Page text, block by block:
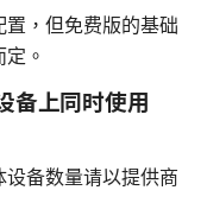
，但免费版的基础
。
备上同时使用
备数量请以提供商